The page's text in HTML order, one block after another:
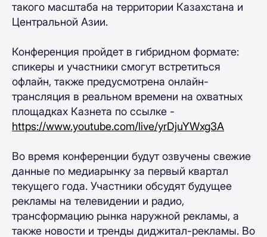
такого масштаба на территории Казахстана и
Центральной Азии.
Конференция пройдет в гибридном формате:
спикеры и участники смогут встретиться
офлайн, также предусмотрена онлайн-
трансляция в реальном времени на охватных
площадках Казнета по ссылке -
https://www.youtube.com/live/yrDjuYWxg3A
Во время конференции будут озвучены свежие
данные по медиарынку за первый квартал
текущего года. Участники обсудят будущее
рекламы на телевидении и радио,
трансформацию рынка наружной рекламы, а
также новости и тренды диджитал-рекламы. Во